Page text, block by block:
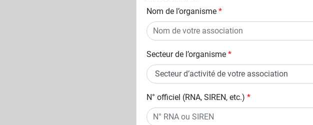
Nom de l’organisme
Secteur de l’organisme
N° officiel (RNA, SIREN, etc.)